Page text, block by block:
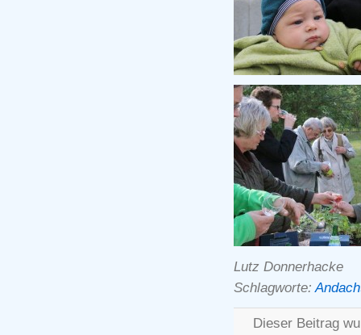
Lutz Donnerhacke
Schlagworte:
Dieser Beitrag